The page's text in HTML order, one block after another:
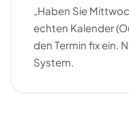
„Haben Sie
echten Kalender
den Termin fix ein.
System.